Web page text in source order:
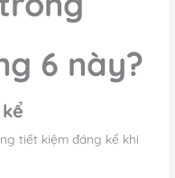
6 này?
tiết kiệm đáng kể khi